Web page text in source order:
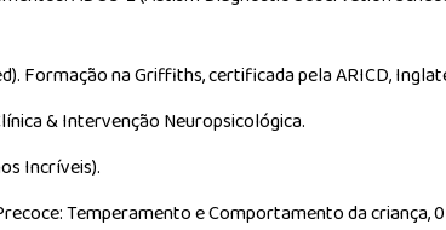
Formação na Griffiths, certificada pela ARICD,
& Intervenção Neuropsicológica.
Incríveis).
Temperamento e Comportamento da criança,